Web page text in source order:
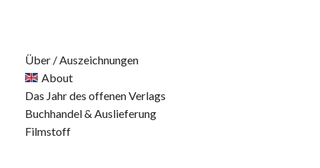
Über / Auszeichnungen
About
Das Jahr des offenen Verlags
Buchhandel & Auslieferung
Filmstoff